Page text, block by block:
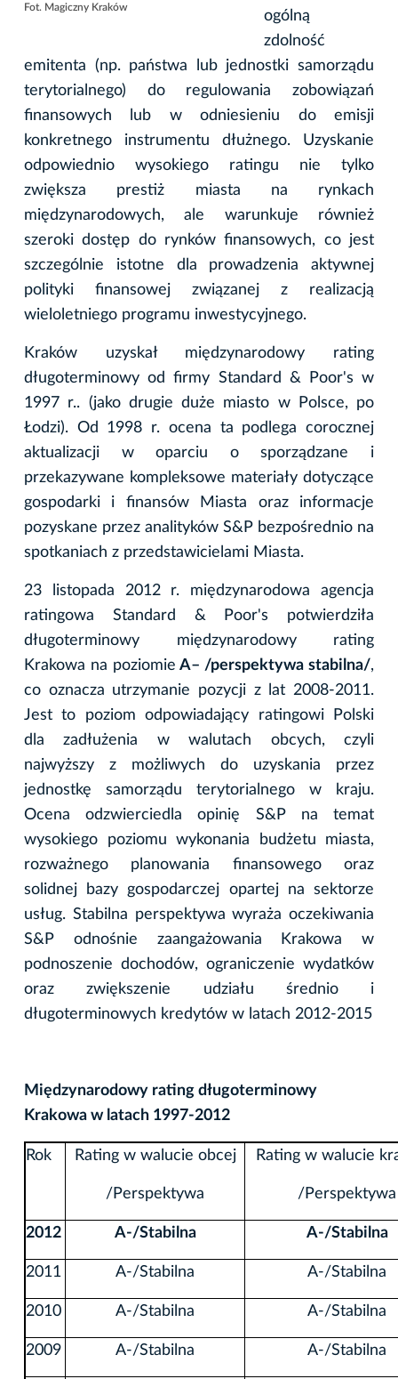
Fot. Magiczny Kraków
ogólną
zdolność
emitenta (np. państwa lub jednostki samorządu
terytorialnego) do regulowania zobowiązań
finansowych lub w odniesieniu do emisji
konkretnego instrumentu dłużnego. Uzyskanie
odpowiednio wysokiego ratingu nie tylko
zwiększa prestiż miasta na rynkach
międzynarodowych, ale warunkuje również
szeroki dostęp do rynków finansowych, co jest
szczególnie istotne dla prowadzenia aktywnej
polityki finansowej związanej z realizacją
wieloletniego programu inwestycyjnego.
Kraków uzyskał międzynarodowy rating
długoterminowy od firmy Standard & Poor's w
1997 r.. (jako drugie duże miasto w Polsce, po
Łodzi). Od 1998 r. ocena ta podlega corocznej
aktualizacji w oparciu o sporządzane i
przekazywane kompleksowe materiały dotyczące
gospodarki i finansów Miasta oraz informacje
pozyskane przez analityków S&P bezpośrednio na
spotkaniach z przedstawicielami Miasta.
23 listopada 2012 r. międzynarodowa agencja
ratingowa Standard & Poor's potwierdziła
długoterminowy międzynarodowy rating
Krakowa na poziomie A– /perspektywa stabilna/,
co oznacza utrzymanie pozycji z lat 2008-2011.
Jest to poziom odpowiadający ratingowi Polski
dla zadłużenia w walutach obcych, czyli
najwyższy z możliwych do uzyskania przez
jednostkę samorządu terytorialnego w kraju.
Ocena odzwierciedla opinię S&P na temat
wysokiego poziomu wykonania budżetu miasta,
rozważnego planowania finansowego oraz
solidnej bazy gospodarczej opartej na sektorze
usług. Stabilna perspektywa wyraża oczekiwania
S&P odnośnie zaangażowania Krakowa w
podnoszenie dochodów, ograniczenie wydatków
oraz zwiększenie udziału średnio i
długoterminowych kredytów w latach 2012-2015
Międzynarodowy rating długoterminowy
Krakowa w latach 1997-2012
Rok Rating w walucie obcej
/Perspektywa
Rating w walucie
/Perspektywa
2012 A-/Stabilna A-/Stabilna
2011 A-/Stabilna A-/Stabilna
2010 A-/Stabilna A-/Stabilna
2009 A-/Stabilna A-/Stabilna